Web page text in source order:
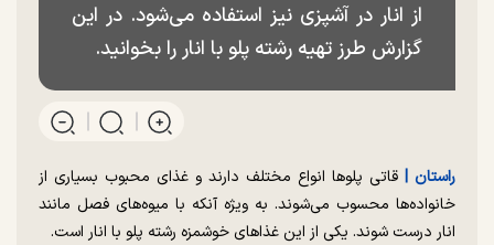
از انار در آشپزی نیز استفاده می‌شود. در این
گزارش طرز تهیه رشته پلو با انار را بخوانید.
راستان | قاتی پلوها انواع مختلف دارند و غذای محبوب بسیاری از
خانواده‌ها محسوب می‌شوند. به ویژه آنکه با میوه‌های فصل مانند
انار درست شوند. یکی از این غذاهای خوشمزه رشته پلو با انار است.